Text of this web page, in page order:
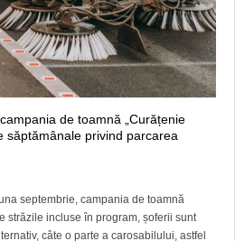
de toamnă „Curățenie
săptămânale privind parcarea
septembrie, campania de toamnă
străzile incluse în program, șoferii sunt
câte o parte a carosabilului, astfel